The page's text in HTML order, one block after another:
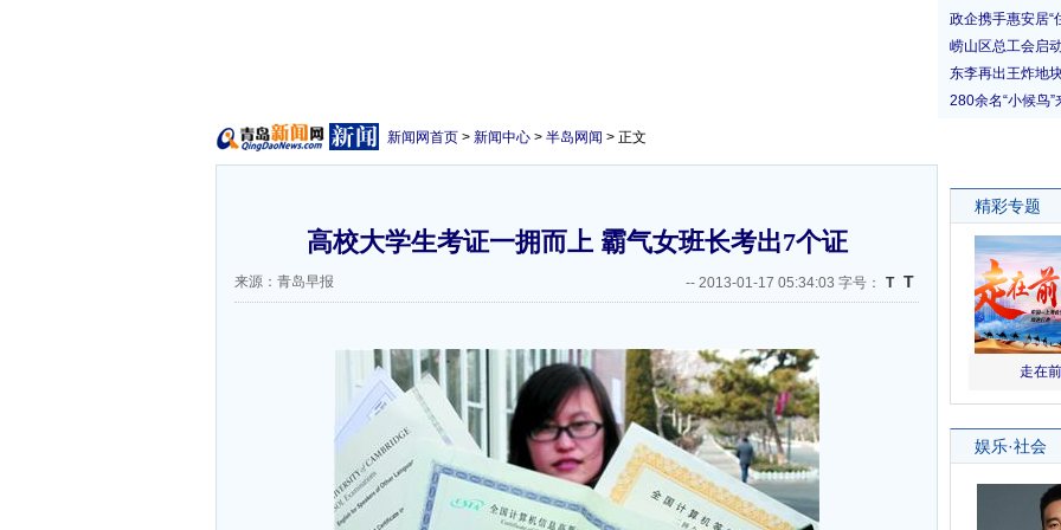
新闻网首页 > 新闻中心 > 半岛网闻 > 正文
高校大学生考证一拥而上 霸气女班长考出7个证
来源：青岛早报 -- 2013-01-17 05:34:03 字号： T T